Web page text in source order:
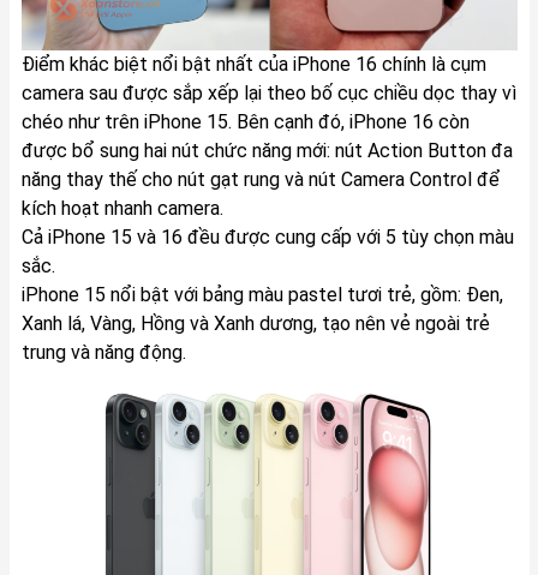
Điểm khác biệt nổi bật nhất của iPhone 16 chính là cụm
camera sau được sắp xếp lại theo bố cục chiều dọc thay vì
chéo như trên iPhone 15. Bên cạnh đó, iPhone 16 còn
được bổ sung hai nút chức năng mới: nút Action Button đa
năng thay thế cho nút gạt rung và nút Camera Control để
kích hoạt nhanh camera.
Cả iPhone 15 và 16 đều được cung cấp với 5 tùy chọn màu
sắc.
iPhone 15 nổi bật với bảng màu pastel tươi trẻ, gồm: Đen,
Xanh lá, Vàng, Hồng và Xanh dương, tạo nên vẻ ngoài trẻ
trung và năng động.